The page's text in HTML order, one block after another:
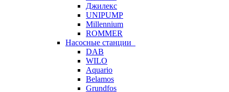
Джилекс
UNIPUMP
Millennium
ROMMER
Насосные станции
DAB
WILO
Aquario
Belamos
Grundfos